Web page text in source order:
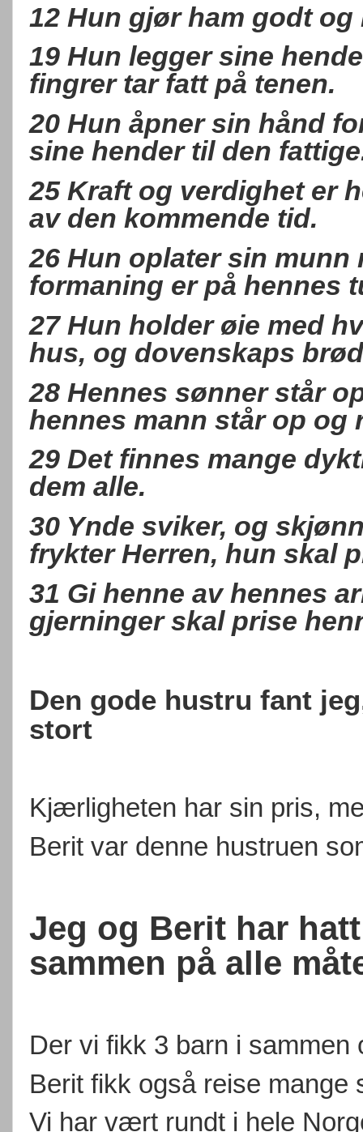
12 Hun gjør ham godt
19 Hun legger sine
fingrer tar fatt på tenen.
20 Hun åpner sin hånd
sine hender til den
25 Kraft og verdighet er
av den kommende tid.
26 Hun oplater sin
formaning er på hennes
27 Hun holder øie med
hus, og dovenskaps
28 Hennes sønner står
hennes mann står op og
29 Det finnes mange
dem alle.
30 Ynde sviker, og
frykter Herren, hun skal
31 Gi henne av hennes
gjerninger skal prise
Den gode hustru fant
stort
Kjærligheten har sin pris,
Berit var denne hustruen
Jeg og Berit har
sammen på alle
Der vi fikk 3 barn i sammen
Berit fikk også reise mange
Vi har vært rundt i hele